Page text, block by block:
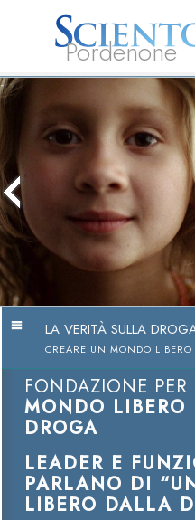
Pordenone
L. Ron Hubbard:
Che cos’è
Scientology?
LA VERITÀ SULLA
CREARE UN MONDO
FONDAZIONE PER
MONDO LIBERO
DROGA
LEADER E
PARLANO DI
LIBERO DALLA